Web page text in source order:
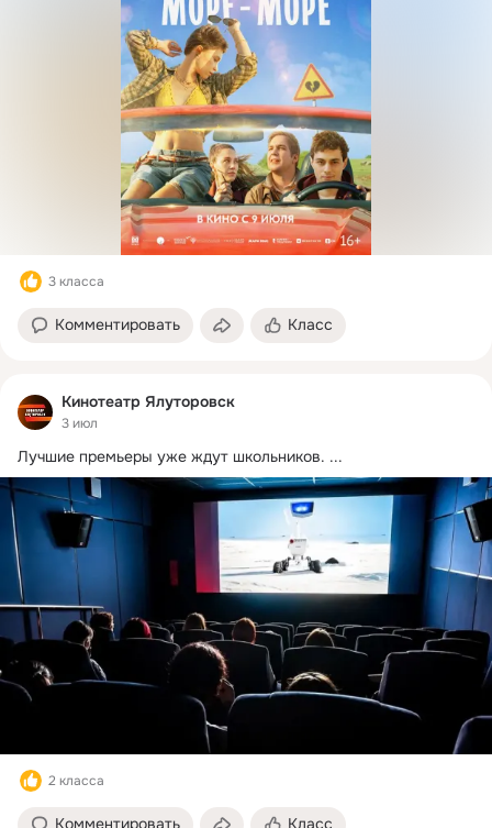
3 класса
Комментировать Класс
Кинотеатр Ялуторовск
3 июл
Лучшие премьеры уже ждут школьников. ...
2 класса
Комментировать Класс